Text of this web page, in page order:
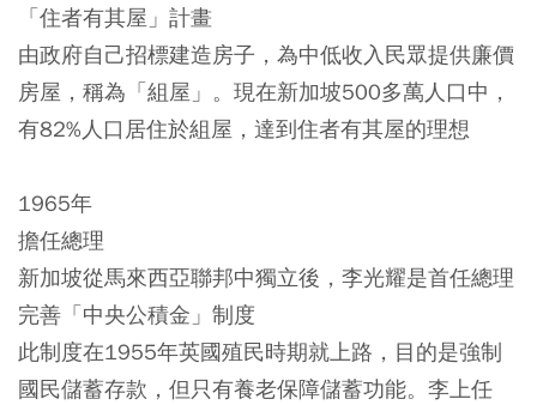
「住者有其屋」計畫
由政府自己招標建造房子，為中低收入民眾提供廉價
房屋，稱為「組屋」。現在新加坡500多萬人口中，
有82%人口居住於組屋，達到住者有其屋的理想
1965年
擔任總理
新加坡從馬來西亞聯邦中獨立後，李光耀是首任總理
完善「中央公積金」制度
此制度在1955年英國殖民時期就上路，目的是強制
國民儲蓄存款，但只有養老保障儲蓄功能。李上任